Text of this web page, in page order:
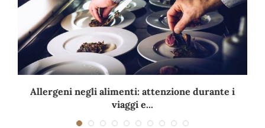
Allergeni negli alimenti: attenzione durante i
viaggi e...